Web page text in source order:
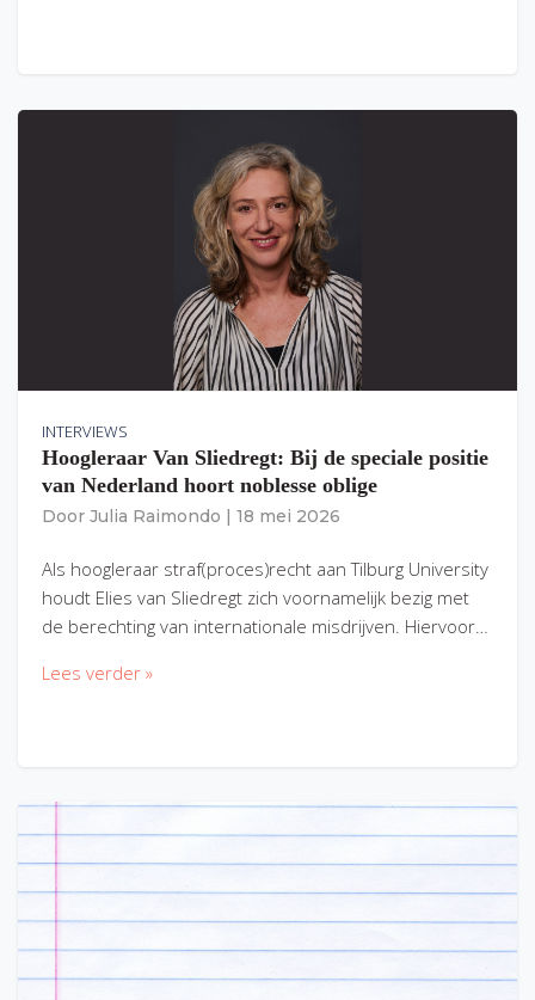
INTERVIEWS
Hoogleraar Van Sliedregt: Bij de speciale positie
van Nederland hoort noblesse oblige
Door Julia Raimondo 18 mei 2026
Als hoogleraar straf(proces)recht aan Tilburg University
houdt Elies van Sliedregt zich voornamelijk bezig met
de berechting van internationale misdrijven. Hiervoor…
Lees verder »